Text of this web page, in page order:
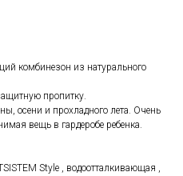
комбинезон из натурального
пропитку.
осени и прохладного лета. Очень
вещь в гардеробе ребенка.
Style , водоотталкивающая ,